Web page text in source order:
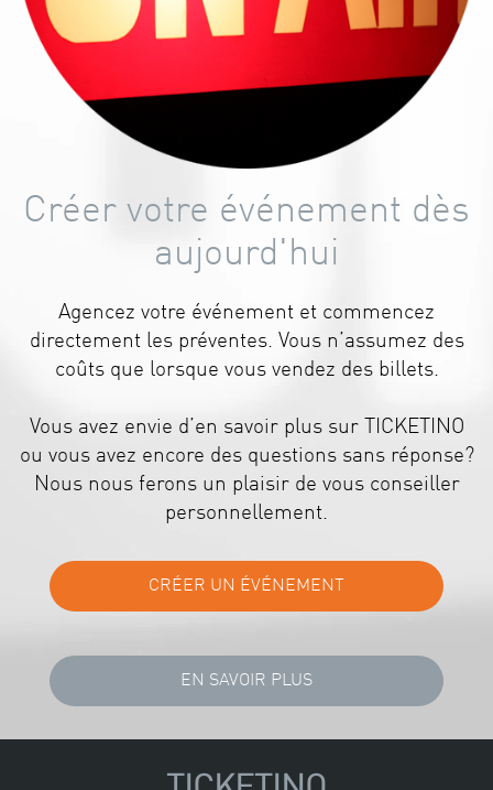
Créer votre événement dès
aujourd'hui
Agencez votre événement et commencez
directement les préventes. Vous n’assumez des
coûts que lorsque vous vendez des billets.
Vous avez envie d’en savoir plus sur TICKETINO
ou vous avez encore des questions sans réponse?
Nous nous ferons un plaisir de vous conseiller
personnellement.